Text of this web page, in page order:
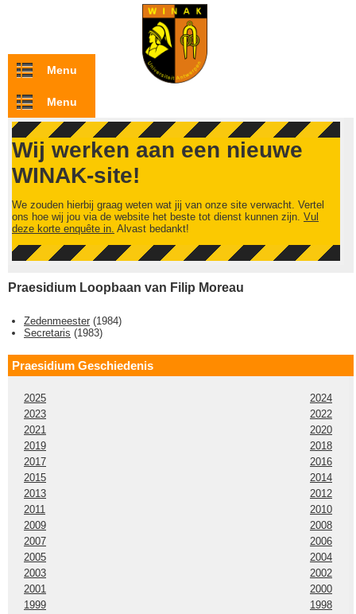
Overslaan en naar de inhoud gaan
Menu
Menu
Wij werken aan een nieuwe
WINAK-site!
We zouden hierbij graag weten wat jij van onze site verwacht. Vertel
ons hoe wij jou via de website het beste tot dienst kunnen zijn. Vul
deze korte enquête in. Alvast bedankt!
Praesidium Loopbaan van Filip Moreau
Zedenmeester (1984)
Secretaris (1983)
Praesidium Geschiedenis
2025
2024
2023
2022
2021
2020
2019
2018
2017
2016
2015
2014
2013
2012
2011
2010
2009
2008
2007
2006
2005
2004
2003
2002
2001
2000
1999
1998